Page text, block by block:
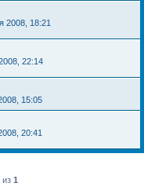
2008, 18:21
22:14
15:05
20:41
из 1